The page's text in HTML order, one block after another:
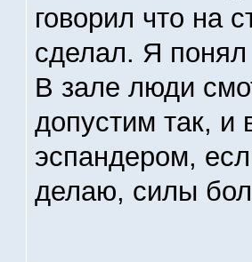
говорил что на
сделал. Я понял
В зале люди
допустим так, и
эспандером,
делаю, силы